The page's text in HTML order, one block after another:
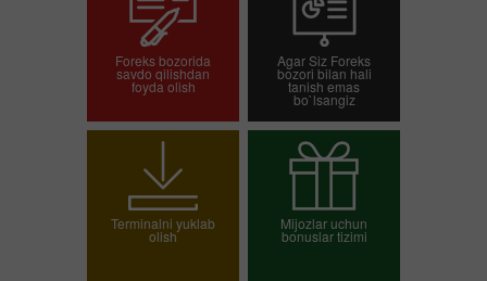
Foreks bozorida
savdo qilishdan
foyda olish
ochish
Agar Siz Foreks
bozori bilan hali
tanish emas
bo`lsangiz
Demo-hisob-varag'ini
ochish
Terminalni yuklab
olish
Mijozlar uchun
bonuslar tizimi